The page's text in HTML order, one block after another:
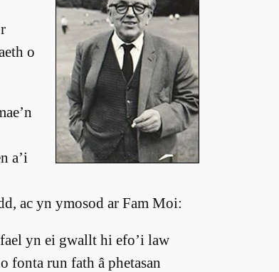
o
a’i
ac yn ymosod ar Fam Moi:
yn ei gwallt hi efo’i law
fonta run fath â phetasan